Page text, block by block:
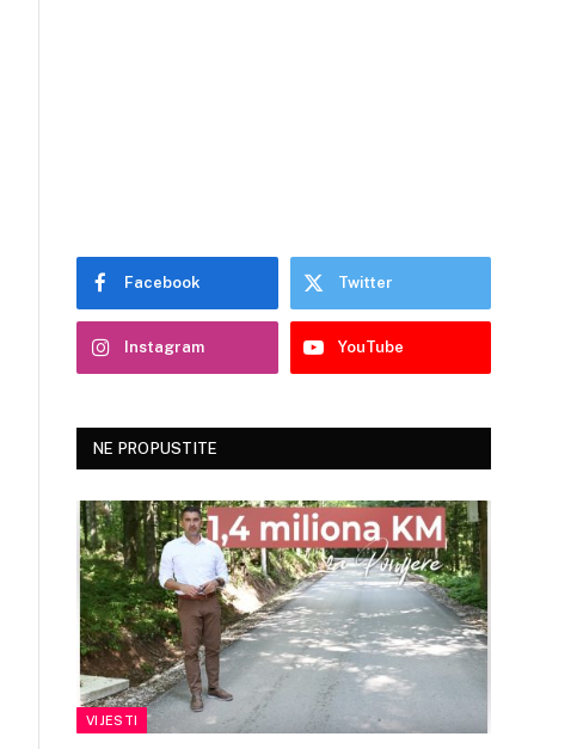
Facebook Twitter
Instagram YouTube
NE PROPUSTITE
VIJESTI